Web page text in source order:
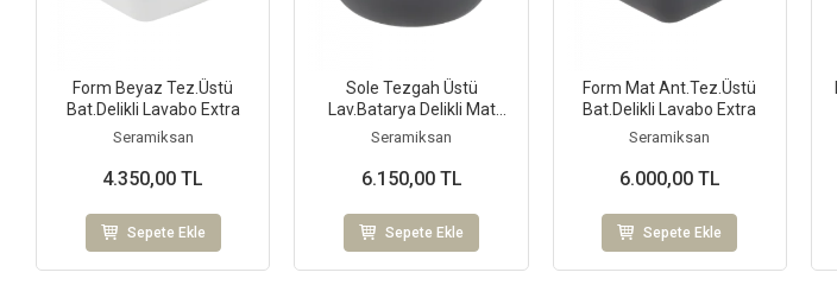
Form Beyaz Tez.Üstü
Bat.Delikli Lavabo Extra
Seramiksan
4.350,00 TL
Sepete Ekle
Sole Tezgah Üstü
Lav.Batarya Delikli Mat
Antrasit
Seramiksan
6.150,00 TL
Sepete Ekle
Form Mat Ant.Tez.Üstü
Bat.Delikli Lavabo Extra
Seramiksan
6.000,00 TL
Sepete Ekle